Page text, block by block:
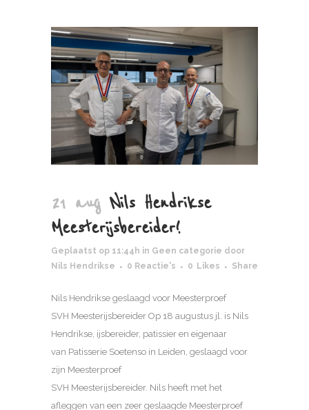
21 aug Nils Hendrikse
Meesterijsbereider!
Geplaatst op 11:44h in Geen categorie door
Nils Hendrikse
0 Reactie's 0 Likes Share
Nils Hendrikse geslaagd voor Meesterproef
SVH Meesterijsbereider Op 18 augustus jl. is Nils
Hendrikse, ijsbereider, patissier en eigenaar
van Patisserie Soetenso in Leiden, geslaagd voor
zijn Meesterproef
SVH Meesterijsbereider. Nils heeft met het
afleggen van een zeer geslaagde Meesterproef